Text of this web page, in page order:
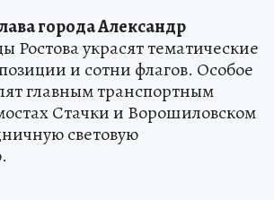
города Александр
Ростова украсят тематические
и сотни флагов. Особое
главным транспортным
Стачки и Ворошиловском
световую